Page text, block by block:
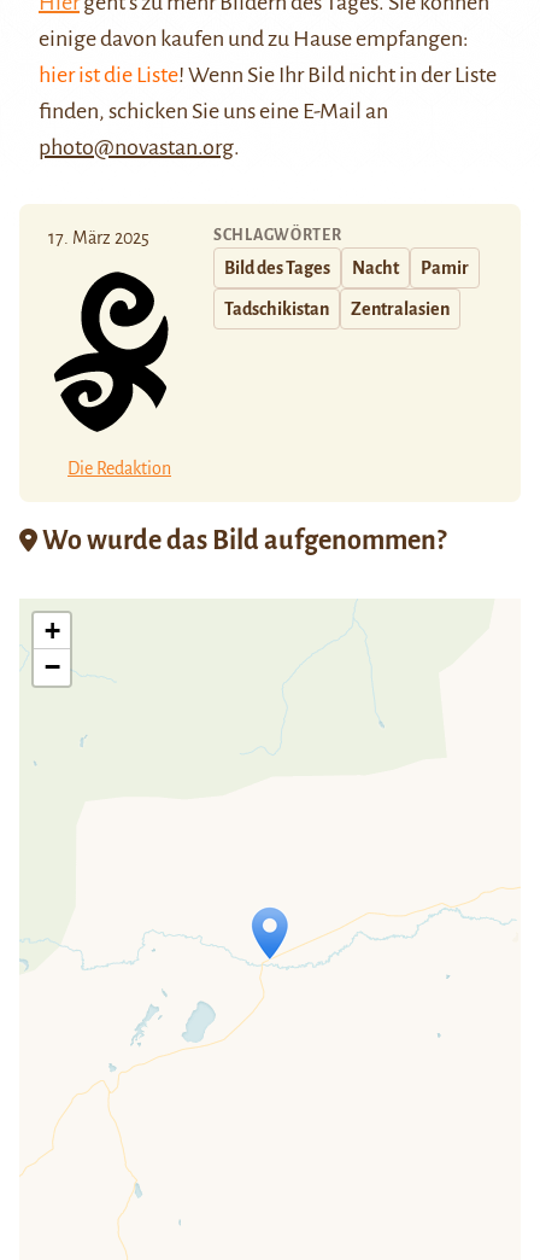
einige davon kaufen und zu Hause empfangen:
hier ist die Liste! Wenn Sie Ihr Bild nicht in der Liste
finden, schicken Sie uns eine E-Mail an
photo@novastan.org.
17. März 2025
Die Redaktion
SCHLAGWÖRTER
Bild des Tages Nacht Pamir
Tadschikistan Zentralasien
Wo wurde das Bild aufgenommen?
Travelers' Map wird geladen …
Wenn du dies siehst, nachdem deine
Seite vollständig geladen wurde,
fehlen leafletJS-Dateien.
+
−